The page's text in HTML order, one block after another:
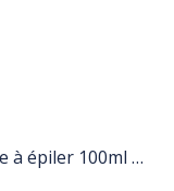
Cartouche de cire tiède à épiler 100ml blanc